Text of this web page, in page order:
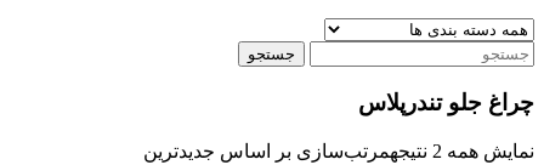
جستجو
چراغ جلو تندرپلاس
نمایش همه 2 نتیجه مرتب‌سازی بر اساس جدیدترین